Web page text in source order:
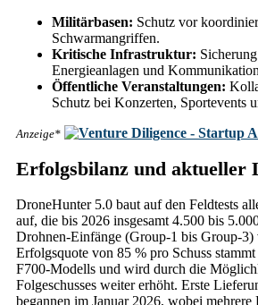
Militärbasen: Schutz vor
Schwarmangriffen.
Kritische Infrastruktur:
Energieanlagen und
Öffentliche Veranstaltungen:
Schutz bei Konzerten, Sportevents
Anzeige*
Erfolgsbilanz und aktueller
DroneHunter 5.0 baut auf den Feldtests
auf, die bis 2026 insgesamt 4.500 bis
Drohnen-Einfänge (Group-1 bis Group-3)
Erfolgsquote von 85 % pro Schuss stammt
F700-Modells und wird durch die
Folgeschusses weiter erhöht. Erste
begannen im Januar 2026, wobei mehrere